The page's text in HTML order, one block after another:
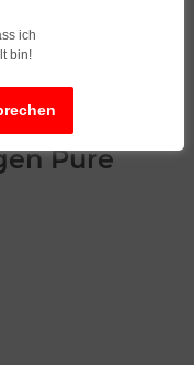
10ml
Pure
ich
bin!